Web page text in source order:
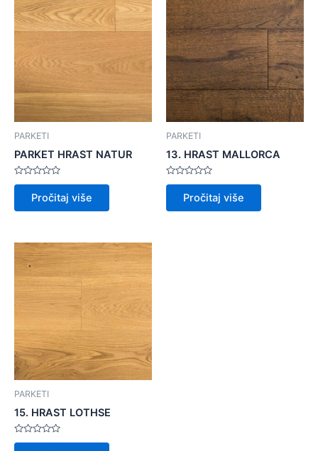
PARKETI
PARKET HRAST NATUR
Ocijenjeno
5
Pročitaj više
PARKETI
13. HRAST MALLORCA
Ocijenjeno
5
Pročitaj više
PARKETI
15. HRAST LOTHSE
Ocijenjeno